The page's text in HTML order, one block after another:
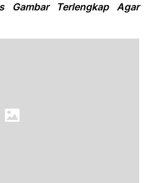
Gambar Terlengkap Agar